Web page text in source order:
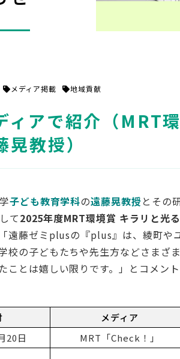
メディア掲載 地域貢献
ィアで紹介（MRT
教授）
子ども教育学科の遠藤晃教授 とその
て2025年度MRT環境賞 キラリと光
遠藤ゼミplusの『plus』は、綾町や
校の子どもたちや先生方などさまざ
ことは嬉しい限りです。」とコメント
メディア
20日
MRT「Check！」